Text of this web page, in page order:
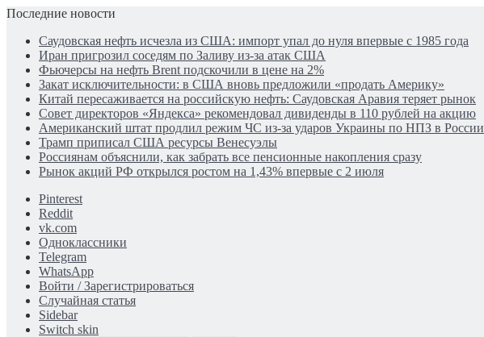
Последние новости
Саудовская нефть исчезла из США: импорт упал до нуля впервые с 1985 года
Иран пригрозил соседям по Заливу из-за атак США
Фьючерсы на нефть Brent подскочили в цене на 2%
Закат исключительности: в США вновь предложили «продать Америку»
Китай пересаживается на российскую нефть: Саудовская Аравия теряет рынок
Совет директоров «Яндекса» рекомендовал дивиденды в 110 рублей на акцию
Американский штат продлил режим ЧС из-за ударов Украины по НПЗ в России
Трамп приписал США ресурсы Венесуэлы
Россиянам объяснили, как забрать все пенсионные накопления сразу
Рынок акций РФ открылся ростом на 1,43% впервые с 2 июля
Pinterest
Reddit
vk.com
Одноклассники
Telegram
WhatsApp
Войти / Зарегистрироваться
Случайная статья
Sidebar
Switch skin